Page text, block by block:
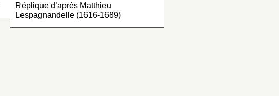
de la main droite un
morceau de papier…
Réplique d’après Matthieu
Lespagnandelle (1616-1689)